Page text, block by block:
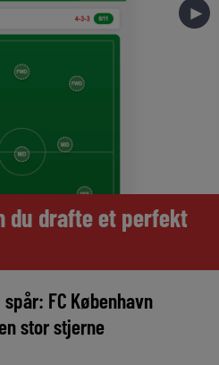
►
du drafte et perfekt
spår: FC København
stor stjerne